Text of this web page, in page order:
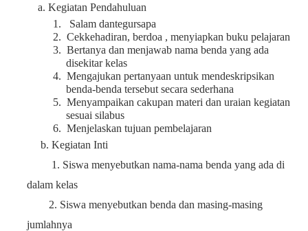
a. Kegiatan Pendahuluan
1.
Salam dantegursapa
2. Cekkehadiran, berdoa , menyiapkan buku pelajaran
3. Bertanya dan menjawab nama benda yang ada
disekitar kelas
4. Mengajukan pertanyaan untuk mendeskripsikan
benda-benda tersebut secara sederhana
5. Menyampaikan cakupan materi dan uraian kegiatan
sesuai silabus
6. Menjelaskan tujuan pembelajaran
b. Kegiatan Inti
1. Siswa menyebutkan nama-nama benda yang ada di
dalam kelas
2. Siswa menyebutkan benda dan masing-masing
jumlahnya